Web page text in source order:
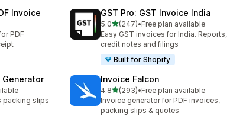
Invoice
PDF
GST Pro: GST Invoice India
5.0별 5개 중
(247)
총 리뷰 247개
•Free plan available
Easy GST invoices for India. Reports,
credit notes and filings
Built for Shopify
Generator
packing slips
Invoice Falcon
4.8별 5개 중
(293)
총 리뷰 293개
•Free plan available
Invoice generator for PDF invoices,
packing slips & quotes